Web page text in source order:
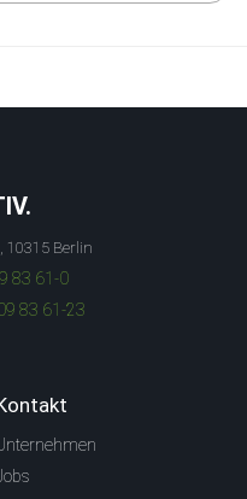
10315 Berlin
83 61-0
83 61-23